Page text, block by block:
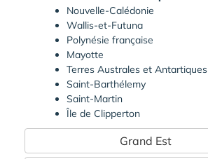
Nouvelle-Calédonie
Wallis-et-Futuna
Polynésie française
Mayotte
Terres Australes et Antartiques
Saint-Barthélemy
Saint-Martin
Île de Clipperton
Grand Est